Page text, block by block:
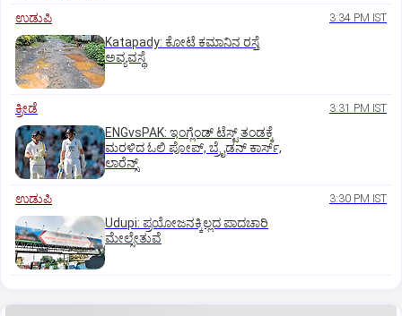
ಉಡುಪಿ 3:34 PM IST
Katapady: ಕೋಟೆ ಕಮಾನಿನ ರಸ್ತೆ
ಅವ್ಯವಸ್ಥೆ
ಕ್ರೀಡೆ 3:31 PM IST
ENGvsPAK: ಇಂಗ್ಲೆಂಡ್‌ ಟೆಸ್ಟ್‌ ತಂಡಕ್ಕೆ
ಮರಳಿದ ಓಲಿ ಪೋಪ್, ಬ್ರೈಡನ್ ಕಾರ್ಸ್,
ಲಾರೆನ್ಸ್
ಉಡುಪಿ 3:30 PM IST
Udupi: ಪ್ರಯೋಜನಕ್ಕಿಲ್ಲದ ಪಾದಚಾರಿ
ಮೇಲ್ಸೇತುವೆ